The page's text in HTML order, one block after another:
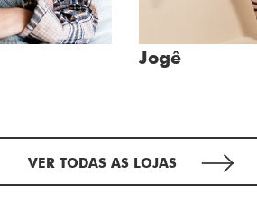
Jogê
VER TODAS AS LOJAS